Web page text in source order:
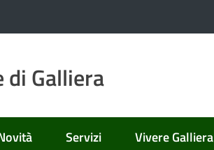
di Galliera
Servizi Vivere Galliera